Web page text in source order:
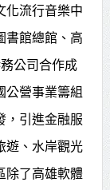
化流行音樂中
書館總館、高
公司合作成
公營事業籌組
，引進金融服
遊、水岸觀光
除了高雄軟體